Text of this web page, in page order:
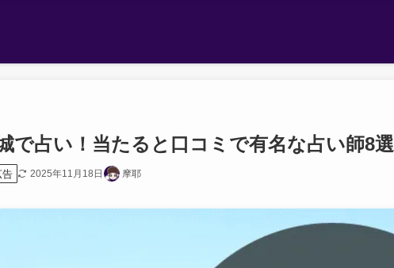
で占い！当たると口コミで有名な占い師8選
告 2025年11月18日 摩耶